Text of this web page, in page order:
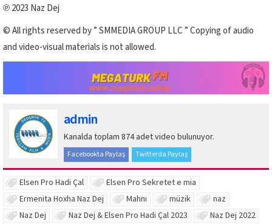
℗ 2023 Naz Dej
© All rights reserved by ” SMMEDIA GROUP LLC ” Copying of audio
and video-visual materials is not allowed.
admin
Kanalda toplam 874 adet video bulunuyor.
Facebookta Paylaş Twitterda Paylaş
Elsen Pro Hadi Çal
Elsen Pro Sekretet e mia
Ermenita Hoxha Naz Dej
Mahnı müzik
naz
Naz Dej
Naz Dej & Elsen Pro Hadi Çal 2023 Naz Dej 2022